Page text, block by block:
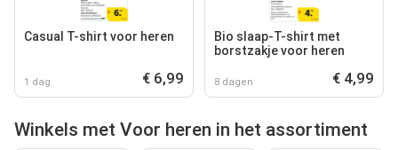
Casual T-shirt voor heren
1 dag € 6,99
Bio slaap-T-shirt met
borstzakje voor heren
8 dagen € 4,99
Winkels met Voor heren in het assortiment